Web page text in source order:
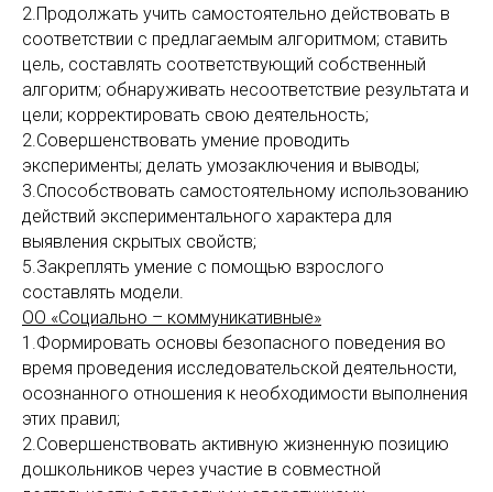
2.Продолжать учить самостоятельно действовать в
соответствии с предлагаемым алгоритмом; ставить
цель, составлять соответствующий собственный
алгоритм; обнаруживать несоответствие результата и
цели; корректировать свою деятельность;
2.Совершенствовать умение проводить
эксперименты; делать умозаключения и выводы;
3.Способствовать самостоятельному использованию
действий экспериментального характера для
выявления скрытых свойств;
5.Закреплять умение с помощью взрослого
составлять модели.
ОО «Социально – коммуникативные»
1.Формировать основы безопасного поведения во
время проведения исследовательской деятельности,
осознанного отношения к необходимости выполнения
этих правил;
2.Совершенствовать активную жизненную позицию
дошкольников через участие в совместной